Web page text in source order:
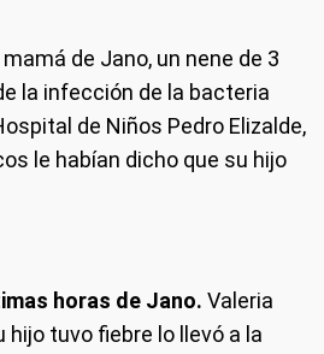
de Jano, un nene de 3
la infección de la bacteria
de Niños Pedro Elizalde,
le habían dicho que su hijo
horas de Jano. Valeria
tuvo fiebre lo llevó a la